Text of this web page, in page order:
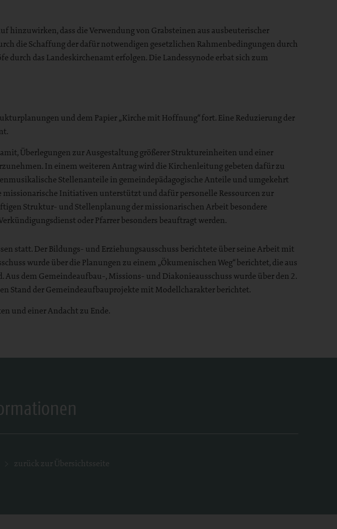
hinzuwirken, dass die Verwendung von Grabsteinen aus ausbeuterischer
die Schaffung der dafür notwendigen gesetzlichen Rahmenbedingungen durch
das Landeskirchenamt erfolgen. Die Landessynode erbat sich zum
und dem Papier „Kirche mit Hoffnung“ fort. Eine Reduzierung der
Überlegungen zur Ausgestaltung größerer Struktureinheiten und einer
In einem weiteren Antrag wird die Kirchenleitung gebeten dafür zu
Stellenanteile in gemeindepädagogische Anteile und umgekehrt
Initiativen unterstützt und dafür personelle Ressourcen zur
Struktur- und Stellenplanung der missionarischen Arbeit besondere
oder Pfarrer besonders beauftragt werden.
statt. Der Bildungs- und Erziehungsausschuss berichtete über seine Arbeit mit
wurde über die Planungen zu einem „Ökumenischen Weg“ berichtet, die aus
dem Gemeindeaufbau-, Missions- und Diakonieausschuss wurde über den 2.
Stand der Gemeindeaufbauprojekte mit Modellcharakter berichtet.
und einer Andacht zu Ende.
zurück zur Übersichtsseite